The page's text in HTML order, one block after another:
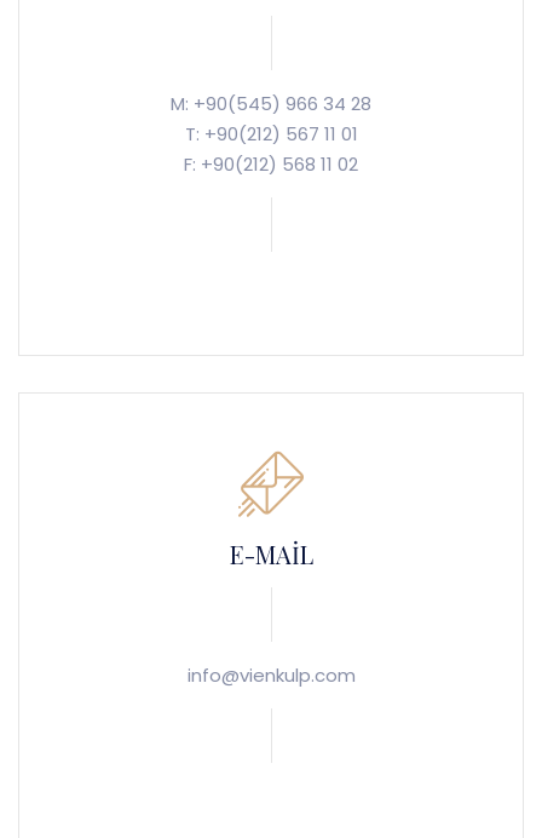
M: +90(545) 966 34 28
T: +90(212) 567 11 01
F: +90(212) 568 11 02
E-MAİL
info@vienkulp.com